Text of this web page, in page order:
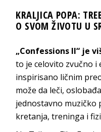
KRALJICA POPA:
O SVOM ŽIVOTU U
„Confessions II“ je
to je celovito zvučno i
inspirisano ličnim
može da leči,
jednostavno muzičko
kretanja, treninga i